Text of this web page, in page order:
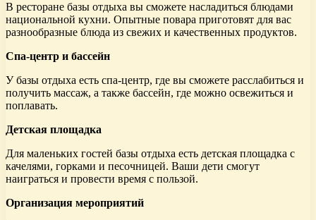
В ресторане базы отдыха вы сможете насладиться блюдами
национальной кухни. Опытные повара приготовят для вас
разнообразные блюда из свежих и качественных продуктов.
Спа-центр и бассейн
У базы отдыха есть спа-центр, где вы сможете расслабиться и
получить массаж, а также бассейн, где можно освежиться и
поплавать.
Детская площадка
Для маленьких гостей базы отдыха есть детская площадка с
качелями, горками и песочницей. Ваши дети смогут
наиграться и провести время с пользой.
Организация мероприятий